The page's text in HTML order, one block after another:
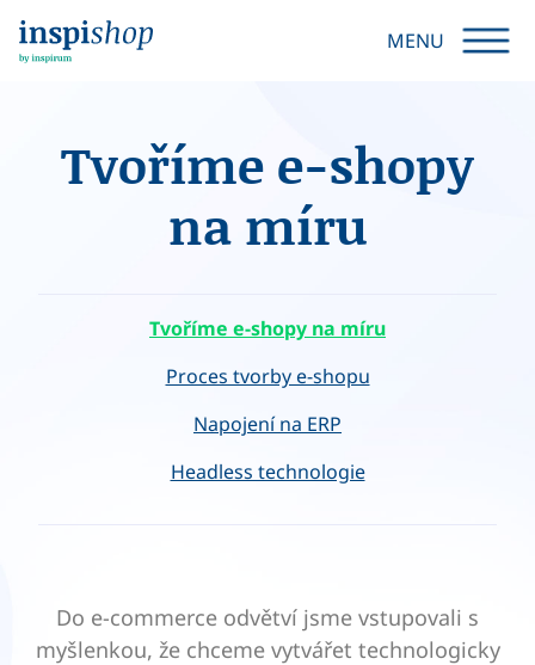
MENU
Tvoříme e-shopy
na míru
Tvoříme e-shopy na míru
Proces tvorby e-shopu
Napojení na ERP
Headless technologie
Do e-commerce odvětví jsme vstupovali s
myšlenkou, že chceme vytvářet technologicky